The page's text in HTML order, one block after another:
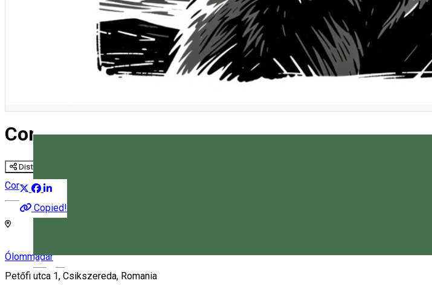
Magyar
Concerte Markoláb & Muddy Roots // Ólommadár
Distribuie
Copied!
Concert
Ólommadár
Petőfi utca 1, Csikszereda, Romania